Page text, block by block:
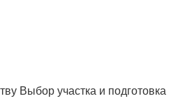
Выбор участка и подготовка